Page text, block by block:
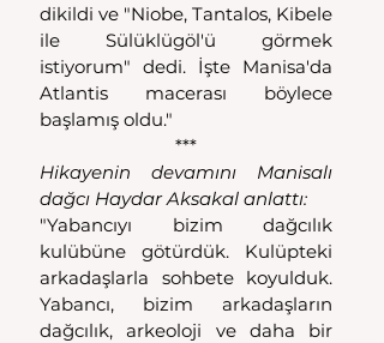
dikildi ve "Niobe, Tantalos, Kibele
ile Sülüklügöl'ü görmek
istiyorum" dedi. İşte Manisa'da
Atlantis macerası böylece
başlamış oldu."
***
Hikayenin devamını Manisalı
dağcı Haydar Aksakal anlattı:
"Yabancıyı bizim dağcılık
kulübüne götürdük. Kulüpteki
arkadaşlarla sohbete koyulduk.
Yabancı, bizim arkadaşların
dağcılık, arkeoloji ve daha bir